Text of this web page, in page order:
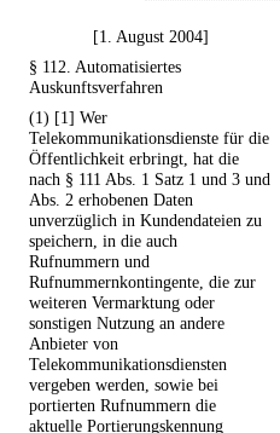
[1. August 2004]
§ 112. Automatisiertes
Auskunftsverfahren
(1) [1] Wer
Telekommunikationsdienste für die
Öffentlichkeit erbringt, hat die
nach § 111 Abs. 1 Satz 1 und 3 und
Abs. 2 erhobenen Daten
unverzüglich in Kundendateien zu
speichern, in die auch
Rufnummern und
Rufnummernkontingente, die zur
weiteren Vermarktung oder
sonstigen Nutzung an andere
Anbieter von
Telekommunikationsdiensten
vergeben werden, sowie bei
portierten Rufnummern die
aktuelle Portierungskennung